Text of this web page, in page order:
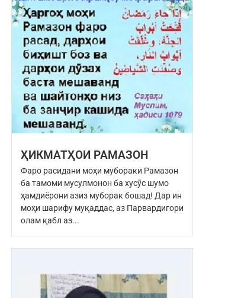
ҲИКМАТҲОИ РАМАЗОН
Фаро расидани моҳи мубораки Рамазон
ба тамоми мусулмонон ба хусӯс шумо
ҳамдиёрони азиз муборак бошад! Дар ин
моҳи шарифу муқаддас, аз Парвардигори
олам қабл аз...